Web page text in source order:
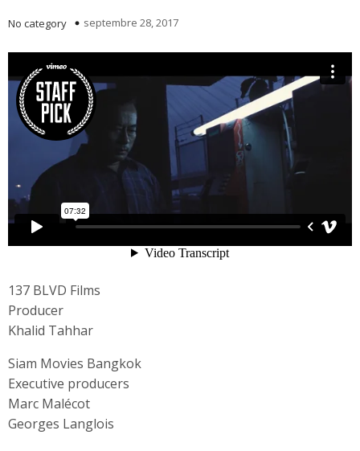
No category septembre 28, 2017
137 BLVD Films
Producer
Khalid Tahhar
Siam Movies Bangkok
Executive producers
Marc Malécot
Georges Langlois